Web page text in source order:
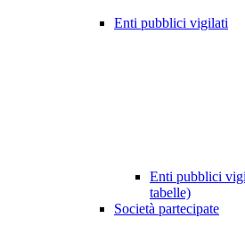
Enti pubblici vigilati
Enti pubblici
tabelle)
Società partecipate